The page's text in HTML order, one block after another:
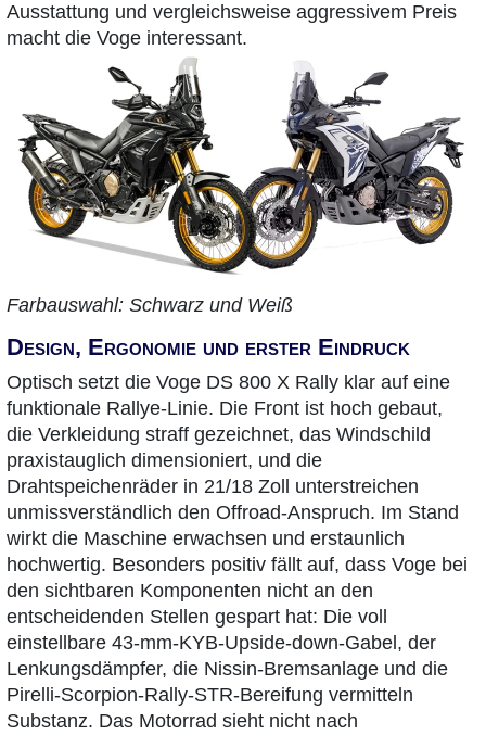
Ausstattung und vergleichsweise aggressivem Preis
macht die Voge interessant.
Farbauswahl: Schwarz und Weiß
Design, Ergonomie und erster Eindruck
Optisch setzt die Voge DS 800 X Rally klar auf eine
funktionale Rallye-Linie. Die Front ist hoch gebaut,
die Verkleidung straff gezeichnet, das Windschild
praxistauglich dimensioniert, und die
Drahtspeichenräder in 21/18 Zoll unterstreichen
unmissverständlich den Offroad-Anspruch. Im Stand
wirkt die Maschine erwachsen und erstaunlich
hochwertig. Besonders positiv fällt auf, dass Voge bei
den sichtbaren Komponenten nicht an den
entscheidenden Stellen gespart hat: Die voll
einstellbare 43-mm-KYB-Upside-down-Gabel, der
Lenkungsdämpfer, die Nissin-Bremsanlage und die
Pirelli-Scorpion-Rally-STR-Bereifung vermitteln
Substanz. Das Motorrad sieht nicht nach